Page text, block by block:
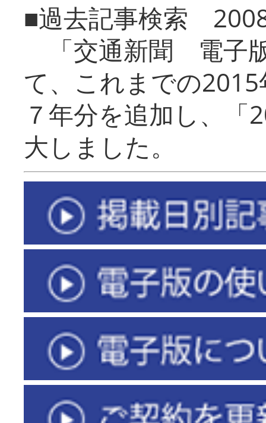
■過去記事検索
「交通新聞 電子
て、これまでの
７年分を追加し、「
大しまし